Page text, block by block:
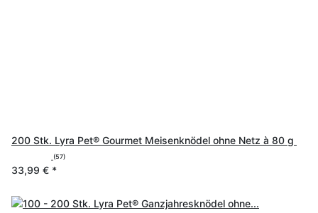
200 Stk. Lyra Pet® Gourmet Meisenknödel ohne Netz à 80 g
(57)
33,99 € *